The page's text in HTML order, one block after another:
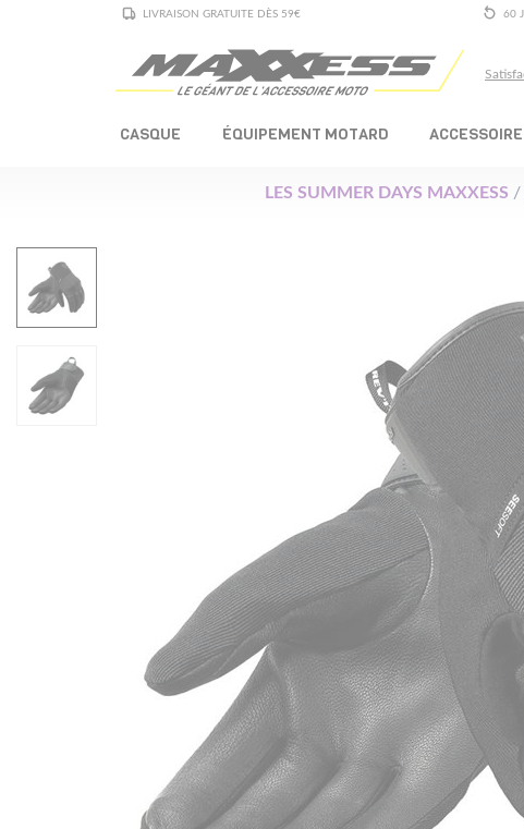
LIVRAISON GRATUITE DÈS 59€ 60
CASQUE ÉQUIPEMENT MOTARD
LES SUMMER DAYS MAXXESS /